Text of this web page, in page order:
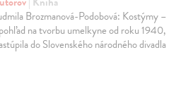
Brozmanová-Podobová: Kostýmy –
na tvorbu umelkyne od roku 1940,
do Slovenského národného divadla